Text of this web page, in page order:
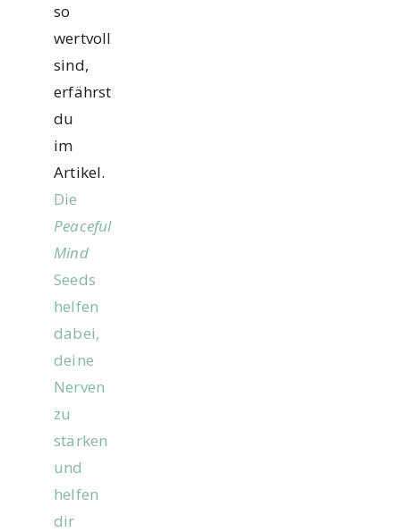
so
wertvoll
sind,
erfährst
du
im
Artikel.
Die
Peaceful
Mind
Seeds
helfen
dabei,
deine
Nerven
zu
stärken
und
helfen
dir